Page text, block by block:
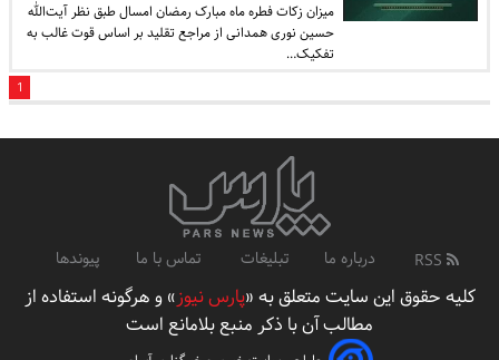
میزان زکات فطره ماه مبارک رمضان امسال طبق نظر آیت‌الله
حسین نوری همدانی از مراجع تقلید بر اساس قوت غالب به
تفکیک…
1
درباره ما تبلیغات تماس با ما پیوندها
کلیه حقوق این سایت متعلق به «پارس نیوز» و هرگونه استفاده از
مطالب آن با ذکر منبع بلامانع است